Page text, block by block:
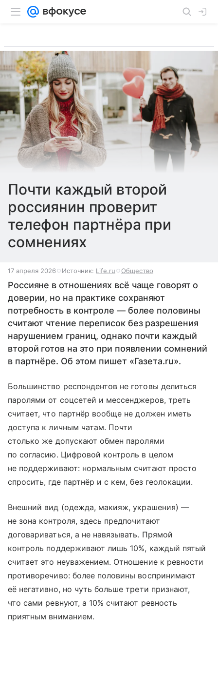
Почти каждый второй
россиянин проверит
телефон партнёра при
сомнениях
17 апреля 2026 Источник: Life.ru Общество
Россияне в отношениях всё чаще говорят о
доверии, но на практике сохраняют
потребность в контроле — более половины
считают чтение переписок без разрешения
нарушением границ, однако почти каждый
второй готов на это при появлении сомнений
в партнёре. Об этом пишет «Газета.ru».
Большинство респондентов не готовы делиться
паролями от соцсетей и мессенджеров, треть
считает, что партнёр вообще не должен иметь
доступа к личным чатам. Почти
столько же допускают обмен паролями
по согласию. Цифровой контроль в целом
не поддерживают: нормальным считают просто
спросить, где партнёр и с кем, без геолокации.
Внешний вид (одежда, макияж, украшения) —
не зона контроля, здесь предпочитают
договариваться, а не навязывать. Прямой
контроль поддерживают лишь 10%, каждый пятый
считает это неуважением. Отношение к ревности
противоречиво: более половины воспринимают
её негативно, но чуть больше трети признают,
что сами ревнуют, а 10% считают ревность
приятным вниманием.